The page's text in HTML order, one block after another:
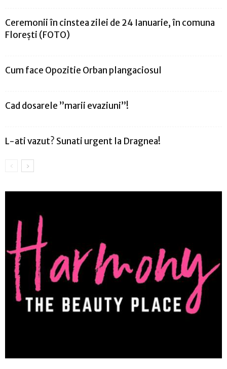
Ceremonii în cinstea zilei de 24 Ianuarie, în comuna
Florești (FOTO)
Cum face Opozitie Orban plangaciosul
Cad dosarele ”marii evaziuni”!
L-ati vazut? Sunati urgent la Dragnea!